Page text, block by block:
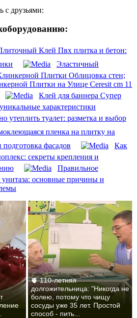
с друзьями:
Клей Пвх плитка и бетон:
Эластичный
Плитки Облицовка стен;
Плитки на Улице Ceresit cm 11
Клей для баннера Супер
характеристики
утеплить туалет: разметка и выбор
пленка на плитку на
фасадов
Как
секреты крепления и
Правильное
унитаза: основные причины и
🫀 110-летняя
долгожительница: "Никогда не
болею, потому что чищу
сосуды уже 35 лет. Простой
способ - пить...